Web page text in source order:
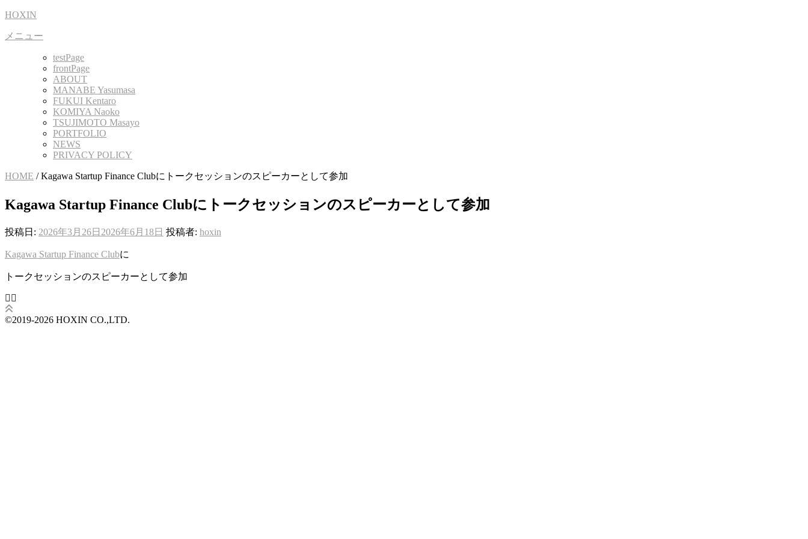
コ
テ
HOXIN
メニュー
testPage
frontPage
ABOUT
MANABE Yasumasa
FUKUI Kentaro
KOMIYA Naoko
TSUJIMOTO Masayo
PORTFOLIO
NEWS
PRIVACY POLICY
HOME /Kagawa Startup Finance Clubにトークセッションのスピーカーとして参加
Kagawa Startup Finance Clubにトークセッションのスピーカーとして参加
投稿日: 2026年3月26日 2026年6月18日 投稿者: hoxin
Kagawa Startup Finance Clubに
トークセッションのスピーカーとして参加
©2019-2026 HOXIN CO.,LTD.